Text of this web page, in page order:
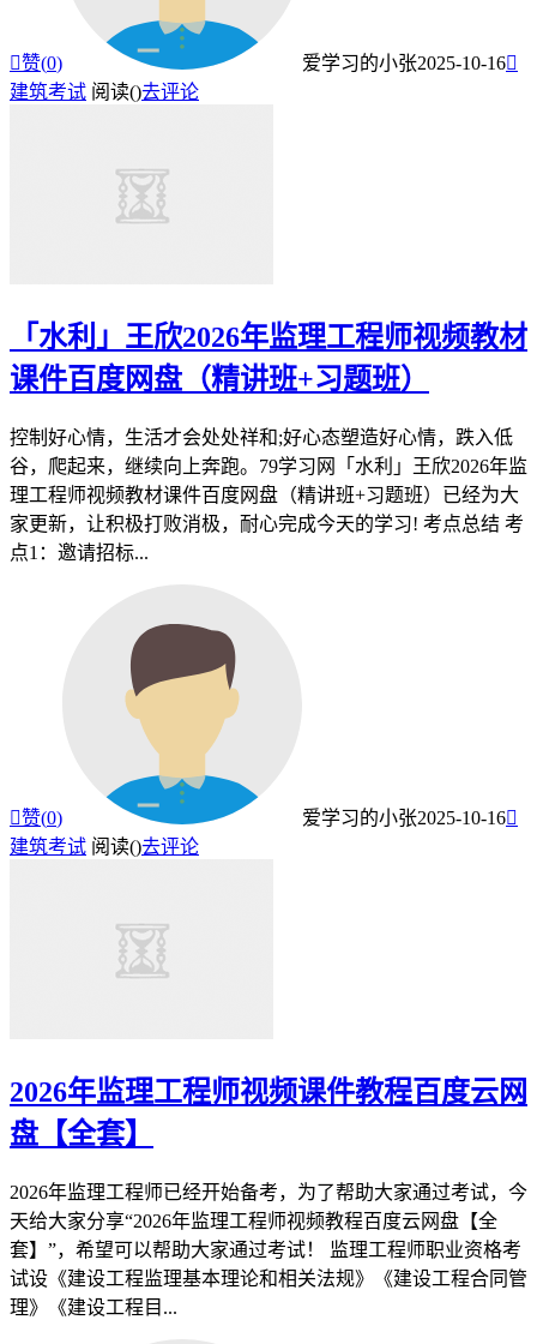
赞(0) 爱学习的小张2025-10-16
建筑考试 阅读()去评论
「水利」王欣2026年监理工程师视频教材
课件百度网盘（精讲班+习题班）
控制好心情，生活才会处处祥和;好心态塑造好心情，跌入低
谷，爬起来，继续向上奔跑。79学习网「水利」王欣2026年监
理工程师视频教材课件百度网盘（精讲班+习题班）已经为大
家更新，让积极打败消极，耐心完成今天的学习! 考点总结 考
点1：邀请招标...
赞(0) 爱学习的小张2025-10-16
建筑考试 阅读()去评论
2026年监理工程师视频课件教程百度云网
盘【全套】
2026年监理工程师已经开始备考，为了帮助大家通过考试，今
天给大家分享“2026年监理工程师视频教程百度云网盘【全
套】”，希望可以帮助大家通过考试！ 监理工程师职业资格考
试设《建设工程监理基本理论和相关法规》《建设工程合同管
理》《建设工程目...